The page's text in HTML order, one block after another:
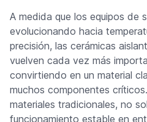
A medida que los equipos de
evolucionando hacia
precisión, las cerámicas
vuelven cada vez más
convirtiendo en un material
muchos componentes
materiales tradicionales, no
funcionamiento estable en